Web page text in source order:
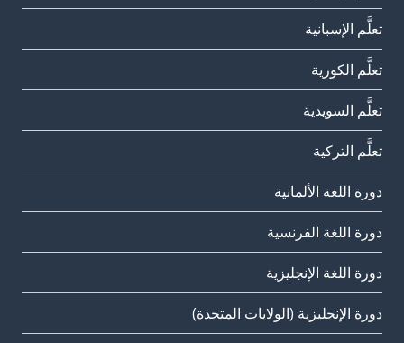
تعلَّم الإسبانية
تعلَّم الكورية
تعلَّم السويدية
تعلَّم التركية
دورة اللغة الألمانية
دورة اللغة الفرنسية
دورة اللغة الإنجليزية
دورة الإنجليزية (الولايات المتحدة)